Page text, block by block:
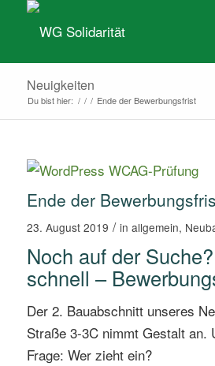
Neuigkeiten
Du bist hier: / / / Ende der Bewerbungsfrist
Ende der
23. August 2019 / in allgemein,
Noch auf der
schnell –
Der 2. Bauabschnitt unseres
Straße 3-3C nimmt Gestalt an.
Frage: Wer zieht ein?